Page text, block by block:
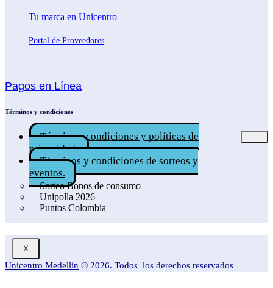
Tu marca en Unicentro
Portal de Proveedores
Pagos en Línea
Términos y condiciones
Términos, condiciones y políticas de
privacidad.
Términos y condiciones de sorteos y
eventos.
Sorteo Bonos de consumo
Unipolla 2026
Puntos Colombia
X
Unicentro Medellín © 2026. Todos los derechos reservados